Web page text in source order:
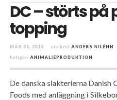
DC – störts på
topping
MAR 31, 2018 skribent ANDERS NILÉHN
kategori ANIMALIEPRODUKTION
De danska slakterierna Danish
Foods med anläggning i